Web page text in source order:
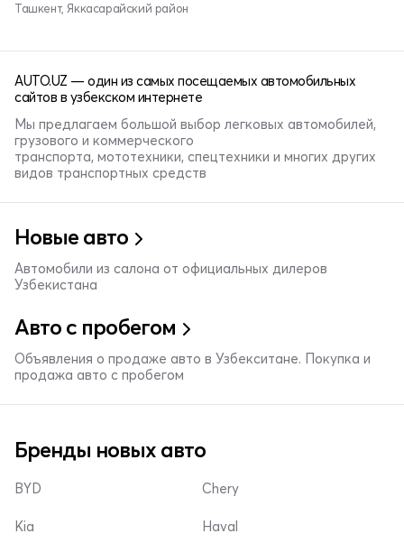
Ташкент, Яккасарайский район
AUTO.UZ — один из самых посещаемых автомобильных
сайтов в узбекском интернете
Мы предлагаем большой выбор легковых автомобилей,
грузового и коммерческого
транспорта, мототехники, спецтехники и многих других
видов транспортных средств
Новые авто
Автомобили из салона от официальных дилеров
Узбекистана
Авто с пробегом
Объявления о продаже авто в Узбекситане. Покупка и
продажа авто с пробегом
Бренды новых авто
BYD
Kia
Chery
Haval